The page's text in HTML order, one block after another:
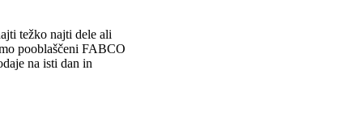
težko najti dele ali
pooblaščeni FABCO
na isti dan in